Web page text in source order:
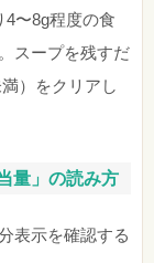
〜8g程度の食
スープを残すだ
）をクリアし
量」の読み方
表示を確認する